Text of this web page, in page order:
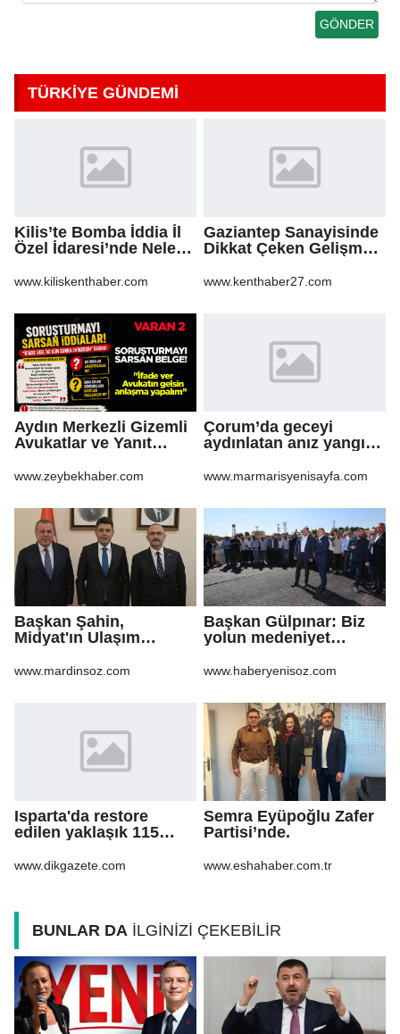
TÜRKİYE GÜNDEMİ
Kilis’te Bomba İddia İl
Özel İdaresi’nde Neler
www.kiliskenthaber.com
Gaziantep Sanayisinde
Dikkat Çeken Gelişme,
Yeniden Yapılandırma
www.kenthaber27.com
Aydın Merkezli Gizemli
Avukatlar ve Yanıt
www.zeybekhaber.com
Çorum’da geceyi
aydınlatan anız yangını
www.marmarisyenisayfa.com
Başkan Şahin,
Midyat'ın Ulaşım
Taşıdı
www.mardinsoz.com
Başkan Gülpınar: Biz
yolun medeniyet
www.haberyenisoz.com
Isparta'da restore
edilen yaklaşık 115
atmosferiyle
www.dikgazete.com
Semra Eyüpoğlu Zafer
Partisi’nde.
www.eshahaber.com.tr
BUNLAR DA İLGİNİZİ ÇEKEBİLİR